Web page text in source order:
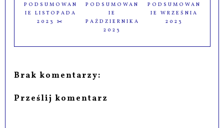
PODSUMOWAN
IE LISTOPADA
2023 ✂️
PODSUMOWAN
IE
PAŹDZIERNIKA
2023
PODSUMOWAN
IE WRZEŚNIA
2023
Brak komentarzy:
Prześlij komentarz